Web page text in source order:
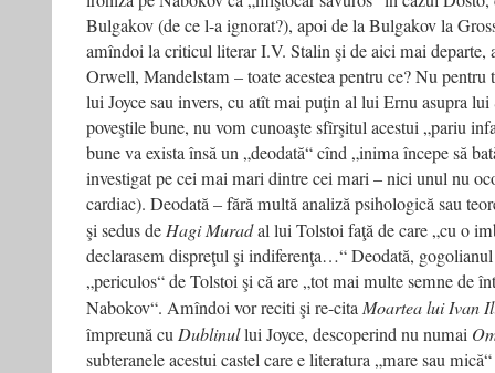
Bulgakov (de ce l-a ignorat?), apoi de la Bulgakov la
amîndoi la criticul literar I.V. Stalin şi de aici mai departe,
Orwell, Mandelstam – toate acestea pentru ce? Nu
lui Joyce sau invers, cu atît mai puţin al lui Ernu asupra lui
poveştile bune, nu vom cunoaşte sfîrşitul acestui „pariu
bune va exista însă un „deodată“ cînd „inima începe să
investigat pe cei mai mari dintre cei mari – nici unul nu
cardiac). Deodată – fără multă analiză psihologică sau
şi sedus de Hagi Muradal lui Tolstoi faţă de care „cu o
declarasem dispreţul şi indiferenţa…“ Deodată, gogolianul
„periculos“ de Tolstoi şi că are „tot mai multe semne de
Nabokov“. Amîndoi vor reciti şi re-cita Moartea lui Ivan
împreună cu Dublinullui Joyce, descoperind nu numai
subteranele acestui castel care e literatura „mare sau